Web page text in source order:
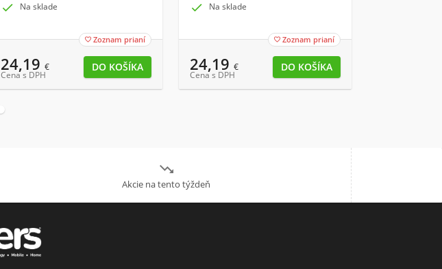
 Na sklade
 Zoznam prianí
24,19 €
Cena s DPH
 Na sklade
 Zoznam prianí
24,19 €
Cena s DPH

Akcie na tento týždeň